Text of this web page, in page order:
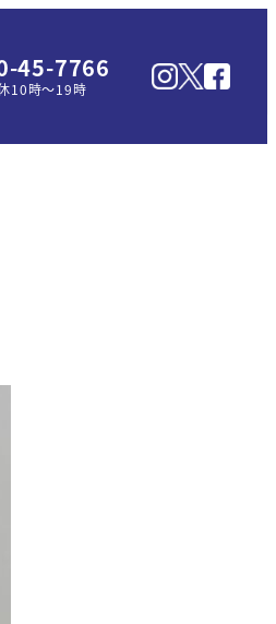
45-7766
10時～19時